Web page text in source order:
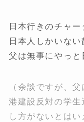
日本行きのチャ
日本人しかいな
父は無事にやっと
（余談ですが、
港建設反対の学
し方がないとは